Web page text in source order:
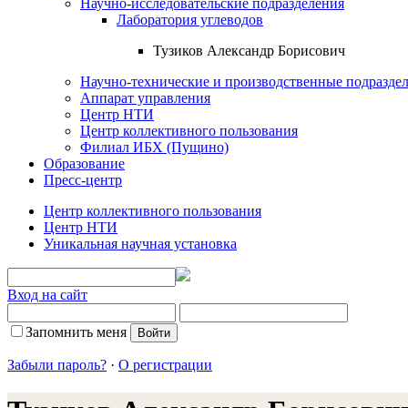
Лаборатория углеводов
Тузиков Александр Борисович
Научно-технические и производственные
Аппарат управления
Центр НТИ
Центр коллективного пользования
Филиал ИБХ (Пущино)
Образование
Пресс-центр
Центр коллективного пользования
Центр НТИ
Уникальная научная установка
Вход на сайт
Запомнить меня
Забыли пароль? · О регистрации